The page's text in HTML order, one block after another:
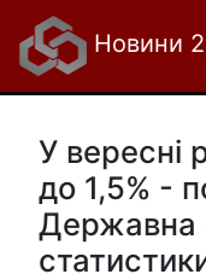
Новини
У вересні
до 1,5% -
Державна